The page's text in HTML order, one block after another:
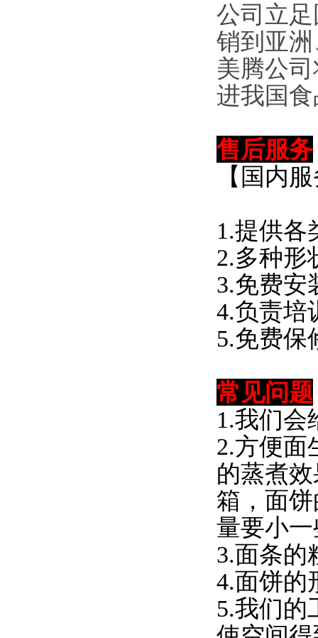
公司立
销到亚
美腾公
进我国
售后服务
【国内
1.提供各
2.多种形
3.免费安
4.负责培
5.免费保
常见问题
1.我们会
2.方便面
的蒸煮
箱，面
量要小
3.面条的
4.面饼的
5.我们的